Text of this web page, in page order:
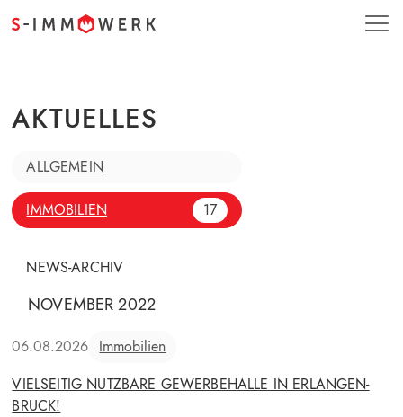
AKTUELLES
ALLGEMEIN
IMMOBILIEN 17
NEWS-ARCHIV
NOVEMBER 2022
06.08.2026 Immobilien
VIELSEITIG NUTZBARE GEWERBEHALLE IN ERLANGEN-
BRUCK!